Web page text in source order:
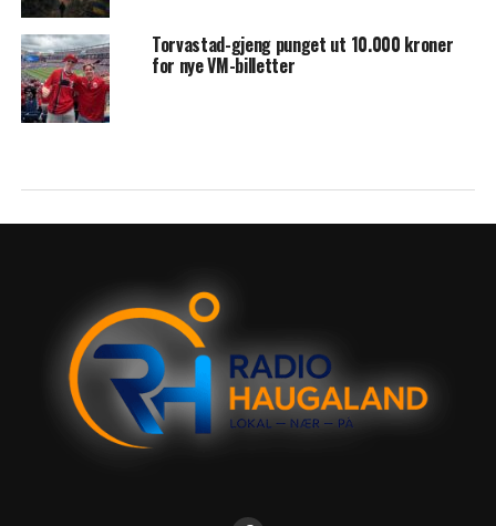
Torvastad-gjeng punget ut 10.000 kroner
for nye VM-billetter